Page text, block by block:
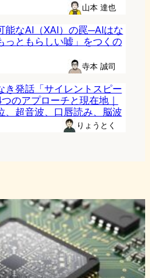
山本 達也
能なAI（XAI）の罠─AIはな
っともらしい嘘」をつくの
寺本 誠司
き発話「サイレントスピー
のアプローチと現在地｜
、超音波、口唇読み、脳波
りょうとく